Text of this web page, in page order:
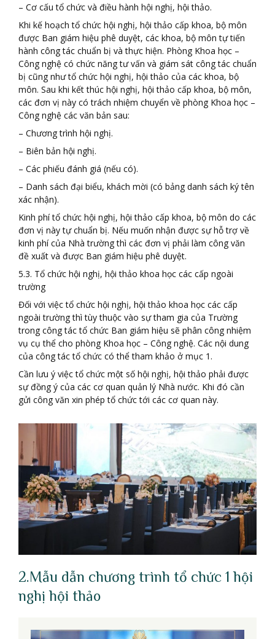
– Cơ cấu tổ chức và điều hành hội nghị, hội thảo.
Khi kế hoạch tổ chức hội nghị, hội thảo cấp khoa, bộ môn
được Ban giám hiệu phê duyệt, các khoa, bộ môn tự tiến
hành công tác chuẩn bị và thực hiện. Phòng Khoa học –
Công nghệ có chức năng tư vấn và giám sát công tác chuẩn
bị cũng như tổ chức hội nghị, hội thảo của các khoa, bộ
môn. Sau khi kết thúc hội nghị, hội thảo cấp khoa, bộ môn,
các đơn vị này có trách nhiệm chuyển về phòng Khoa học –
Công nghệ các văn bản sau:
– Chương trình hội nghị.
– Biên bản hội nghị.
– Các phiếu đánh giá (nếu có).
– Danh sách đại biểu, khách mời (có bảng danh sách ký tên
xác nhận).
Kinh phí tổ chức hội nghị, hội thảo cấp khoa, bộ môn do các
đơn vị này tự chuẩn bị. Nếu muốn nhận được sự hỗ trợ về
kinh phí của Nhà trường thì các đơn vị phải làm công văn
đề xuất và được Ban giám hiệu phê duyệt.
5.3. Tổ chức hội nghị, hội thảo khoa học các cấp ngoài
trường
Đối với việc tổ chức hội nghị, hội thảo khoa học các cấp
ngoài trường thì tùy thuộc vào sự tham gia của Trường
trong công tác tổ chức Ban giám hiệu sẽ phân công nhiệm
vụ cụ thể cho phòng Khoa học – Công nghệ. Các nội dung
của công tác tổ chức có thể tham khảo ở mục 1.
Cần lưu ý việc tổ chức một số hội nghị, hội thảo phải được
sự đồng ý của các cơ quan quản lý Nhà nước. Khi đó cần
gửi công văn xin phép tổ chức tới các cơ quan này.
2.Mẫu dẫn chương trình tổ chức 1 hội
nghị hội thảo